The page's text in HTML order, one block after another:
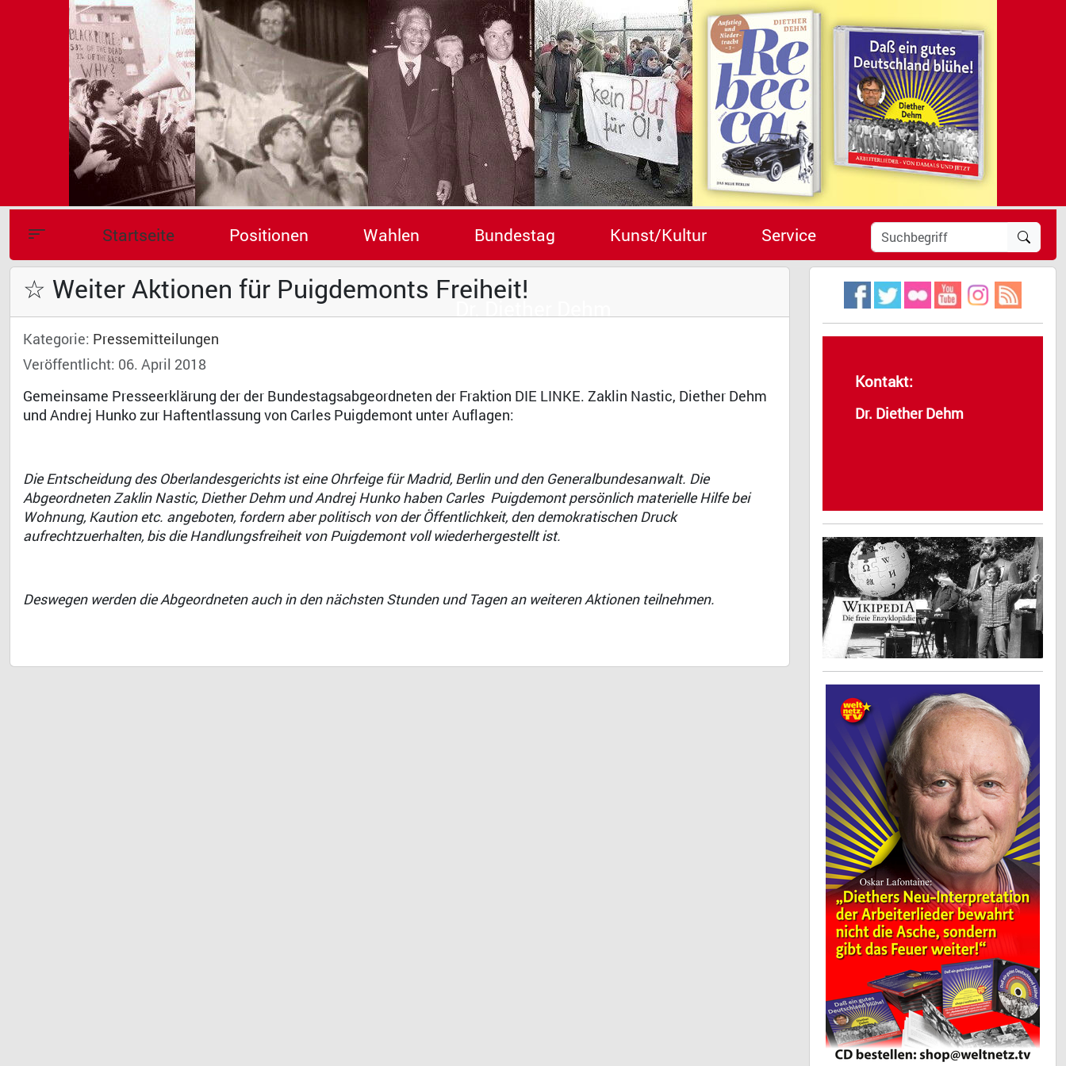
Startseite Positionen Wahlen Bundestag Kunst/Kultur Service
☆ Weiter Aktionen für Puigdemonts Freiheit!
Kategorie: Pressemitteilungen
Veröffentlicht: 06. April 2018
Gemeinsame Presseerklärung der der Bundestagsabgeordneten der Fraktion DIE LINKE. Zaklin Nastic, Diether Dehm
und Andrej Hunko zur Haftentlassung von Carles Puigdemont unter Auflagen:
Die Entscheidung des Oberlandesgerichts ist eine Ohrfeige für Madrid, Berlin und den Generalbundesanwalt. Die
Abgeordneten Zaklin Nastic, Diether Dehm und Andrej Hunko haben Carles Puigdemont persönlich materielle Hilfe bei
Wohnung, Kaution etc. angeboten, fordern aber politisch von der Öffentlichkeit, den demokratischen Druck
aufrechtzuerhalten, bis die Handlungsfreiheit von Puigdemont voll wiederhergestellt ist.
Deswegen werden die Abgeordneten auch in den nächsten Stunden und Tagen an weiteren Aktionen teilnehmen.
Kontakt:
Dr. Diether Dehm